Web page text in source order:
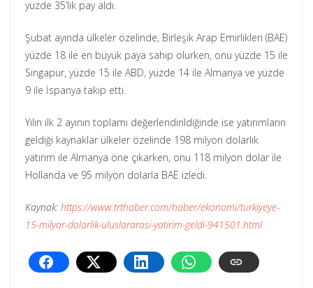
yüzde 35’lik pay aldı.
Şubat ayında ülkeler özelinde, Birleşik Arap Emirlikleri (BAE)
yüzde 18 ile en büyük paya sahip olurken, onu yüzde 15 ile
Singapur, yüzde 15 ile ABD, yüzde 14 ile Almanya ve yüzde
9 ile İspanya takip etti.
Yılın ilk 2 ayının toplamı değerlendirildiğinde ise yatırımların
geldiği kaynaklar ülkeler özelinde 198 milyon dolarlık
yatırım ile Almanya öne çıkarken, onu 118 milyon dolar ile
Hollanda ve 95 milyon dolarla BAE izledi.
Kaynak: https://www.trthaber.com/haber/ekonomi/turkiyeye-
15-milyar-dolarlik-uluslararasi-yatirim-geldi-941501.html